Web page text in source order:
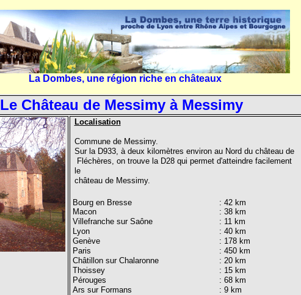
La Dombes, une région riche en châteaux
Le Château de Messimy à Messimy
Localisation
Commune de Messimy.
Sur la D933, à deux kilomètres environ au Nord du château de
Fléchères, on trouve la D28 qui permet d'atteindre facilement
le
château de Messimy.
Bourg en Bresse
: 42 km
Macon
: 38 km
Villefranche sur Saône
: 11 km
Lyon
: 40 km
Genève
: 178 km
Paris
: 450 km
Châtillon sur Chalaronne
: 20 km
Thoissey
: 15 km
Pérouges
: 68 km
Ars sur Formans
: 9 km